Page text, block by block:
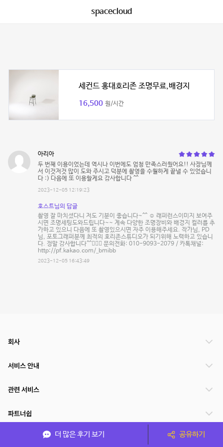
spacecloud
세컨드 홍대호리존 조명무료,배경지
16,500 원/시간
아리아
두 번째 이용이었는데 역시나 이번에도 엄청 만족스러웠어요!! 사장님께
서 이것저것 많이 도와 주시고 덕분에 촬영을 수월하게 끝낼 수 있었습니
다 :) 다음에 또 이용할게요 감사합니다 ^^
2023-12-05 12:19:23
호스트님의 답글
촬영 잘 마치셨다니 저도 기분이 좋습니다~^^ ☺️ 래퍼런스이미지 보여주
시면 조명세팅도와드립니다~~ 계속 다양한 조명장비와 배경지 컬러를 추
가하고 있으니 다음에 또 촬영있으시면 자주 이용해주세요. 작가님, PD
님, 포토그래퍼분께 최적의 호리존스튜디오가 되기위해 노력하고 있습니
다. 정말 감사합니다^^🙇🏻‍♂️ 문의전화: 010-9093-2079 / 카톡채널:
http://pf.kakao.com/_bmibb
2023-12-05 16:43:49
더 많은 후기 보기 공유하기
회사
서비스 안내
관련 서비스
파트너쉽
서비스 제공 국가